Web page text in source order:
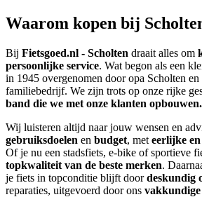
Waarom kopen bij
Bij Fietsgoed.nl - Scholten draait alles om
persoonlijke service. Wat begon als een
in 1945 overgenomen door opa Scholten
familiebedrijf. We zijn trots op onze rijke
band die we met onze klanten opbouwen.
Wij luisteren altijd naar jouw wensen en
gebruiksdoelen en budget, met eerlijke
Of je nu een stadsfiets, e-bike of sportieve
topkwaliteit van de beste merken.
je fiets in topconditie blijft doordeskundig
reparaties, uitgevoerd door ons vakkundige